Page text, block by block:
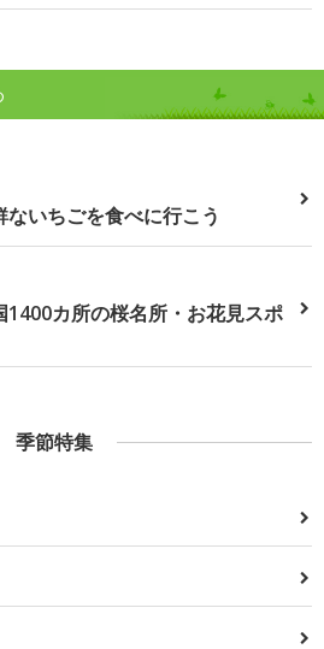
いちごを食べに行こう
1400カ所の桜名所・お花見スポ
季節特集